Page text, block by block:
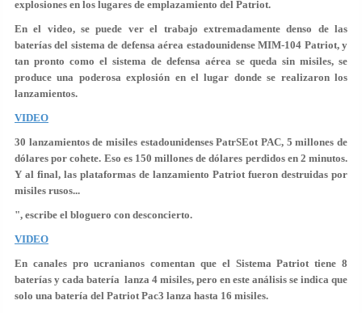
explosiones en los lugares de emplazamiento del Patriot.
En el video, se puede ver el trabajo extremadamente denso de las
baterías del sistema de defensa aérea estadounidense MIM-104 Patriot, y
tan pronto como el sistema de defensa aérea se queda sin misiles, se
produce una poderosa explosión en el lugar donde se realizaron los
lanzamientos.
VIDEO
30 lanzamientos de misiles estadounidenses PatrSEot PAC, 5 millones de
dólares por cohete. Eso es 150 millones de dólares perdidos en 2 minutos.
Y al final, las plataformas de lanzamiento Patriot fueron destruidas por
misiles rusos...
", escribe el bloguero con desconcierto.
VIDEO
En canales pro ucranianos comentan que el Sistema Patriot tiene 8
baterías y cada batería lanza 4 misiles, pero en este análisis se indica que
solo una batería del Patriot Pac3 lanza hasta 16 misiles.